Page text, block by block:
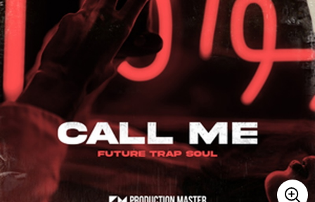
電子ピアノ
その他楽器
アンプ エフェクター
DTM